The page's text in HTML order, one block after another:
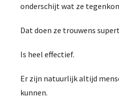
onderschijt wat ze
Dat doen ze trouwens
Is heel effectief.
Er zijn natuurlijk altijd
kunnen.